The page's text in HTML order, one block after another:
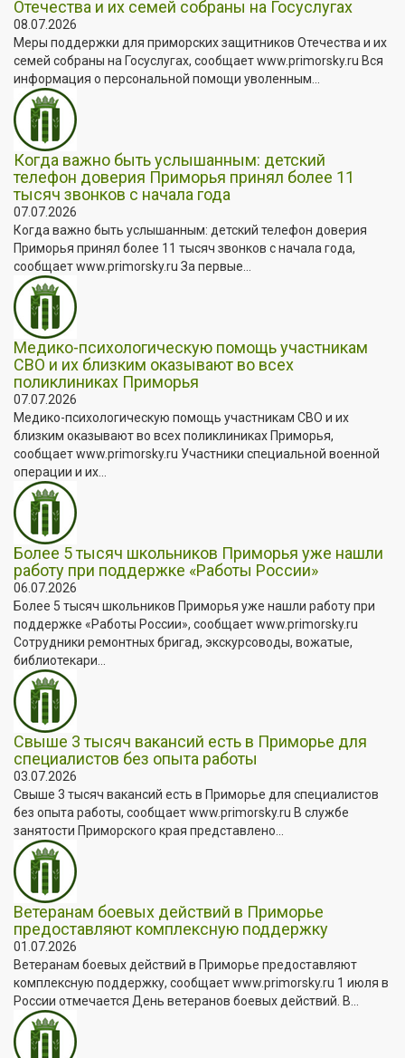
Отечества и их семей собраны на Госуслугах
08.07.2026
Меры поддержки для приморских защитников Отечества и их
семей собраны на Госуслугах, сообщает www.primorsky.ru Вся
информация о персональной помощи уволенным...
Когда важно быть услышанным: детский
телефон доверия Приморья принял более 11
тысяч звонков с начала года
07.07.2026
Когда важно быть услышанным: детский телефон доверия
Приморья принял более 11 тысяч звонков с начала года,
сообщает www.primorsky.ru За первые...
Медико-психологическую помощь участникам
СВО и их близким оказывают во всех
поликлиниках Приморья
07.07.2026
Медико-психологическую помощь участникам СВО и их
близким оказывают во всех поликлиниках Приморья,
сообщает www.primorsky.ru Участники специальной военной
операции и их...
Более 5 тысяч школьников Приморья уже нашли
работу при поддержке «Работы России»
06.07.2026
Более 5 тысяч школьников Приморья уже нашли работу при
поддержке «Работы России», сообщает www.primorsky.ru
Сотрудники ремонтных бригад, экскурсоводы, вожатые,
библиотекари...
Свыше 3 тысяч вакансий есть в Приморье для
специалистов без опыта работы
03.07.2026
Свыше 3 тысяч вакансий есть в Приморье для специалистов
без опыта работы, сообщает www.primorsky.ru В службе
занятости Приморского края представлено...
Ветеранам боевых действий в Приморье
предоставляют комплексную поддержку
01.07.2026
Ветеранам боевых действий в Приморье предоставляют
комплексную поддержку, сообщает www.primorsky.ru 1 июля в
России отмечается День ветеранов боевых действий. В...